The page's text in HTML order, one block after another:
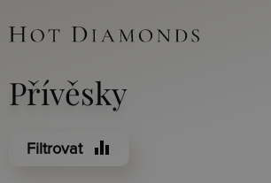
Přívěsky
Filtrovat equalizer